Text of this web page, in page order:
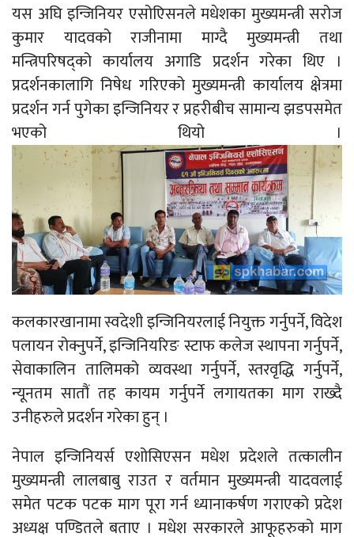
यस अघि इन्जिनियर एसोएिसनले मधेशका मुख्यमन्त्री सरोज
कुमार यादवको राजीनामा माग्दै मुख्यमन्त्री तथा
मन्त्रिपरिषद्को कार्यालय अगाडि प्रदर्शन गरेका थिए ।
प्रदर्शनकालागि निषेध गरिएको मुख्यमन्त्री कार्यालय क्षेत्रमा
प्रदर्शन गर्न पुगेका इन्जिनियर र प्रहरीबीच सामान्य झडपसमेत
भएको थियो ।
कलकारखानामा स्वदेशी इन्जिनियरलाई नियुक्त गर्नुपर्ने, विदेश
पलायन रोक्नुपर्ने, इन्जिनियरिङ स्टाफ कलेज स्थापना गर्नुपर्ने,
सेवाकालिन तालिमको व्यवस्था गर्नुपर्ने, स्तरवृद्धि गर्नुपर्ने,
न्यूनतम सातौं तह कायम गर्नुपर्ने लगायतका माग राख्दै
उनीहरुले प्रदर्शन गरेका हुन् ।
नेपाल इन्जिनियर्स एशोसिएसन मधेश प्रदेशले तत्कालीन
मुख्यमन्त्री लालबाबु राउत र वर्तमान मुख्यमन्त्री यादवलाई
समेत पटक पटक माग पूरा गर्न ध्यानाकर्षण गराएको प्रदेश
अध्यक्ष पण्डितले बताए । मधेश सरकारले आफूहरुको माग